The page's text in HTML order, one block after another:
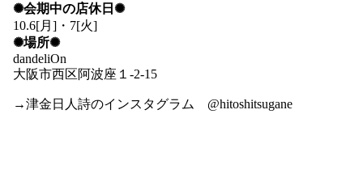
✺会期中の店休日✺
10.6[月]・7[火]
✺場所✺
dandeliOn
大阪市西区阿波座１-2-15
→津金日人詩のインスタグラム @hitoshitsugane